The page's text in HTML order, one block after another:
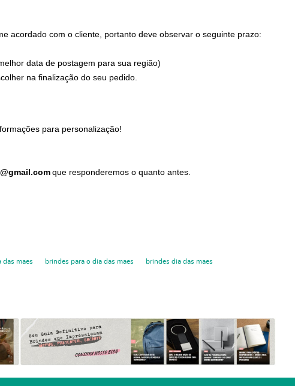
acordado com o cliente, portanto deve observar o seguinte prazo:
data de postagem para sua região)
na finalização do seu pedido.
para personalização!
que responderemos o quanto antes.
das maes brindes para o dia das maes brindes dia das maes